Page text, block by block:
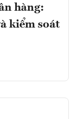
hàng:
kiểm soát